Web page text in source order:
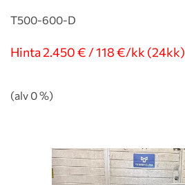
T500-600-D
Hinta 2.450 € / 118 €/kk (24kk)
(alv 0 %)